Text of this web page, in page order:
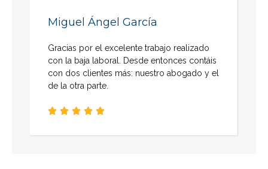
Miguel Ángel García
Gracias por el excelente trabajo realizado
con la baja laboral. Desde entonces contáis
con dos clientes más: nuestro abogado y el
de la otra parte.
    